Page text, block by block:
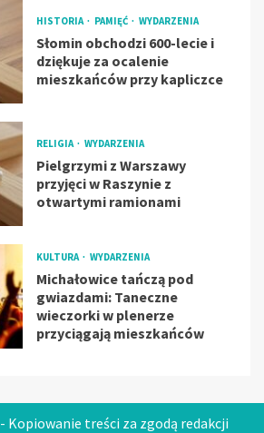
HISTORIA PAMIĘĆ WYDARZENIA
Słomin obchodzi 600-lecie i
dziękuje za ocalenie
mieszkańców przy kapliczce
RELIGIA WYDARZENIA
Pielgrzymi z Warszawy
przyjęci w Raszynie z
otwartymi ramionami
KULTURA WYDARZENIA
Michałowice tańczą pod
gwiazdami: Taneczne
wieczorki w plenerze
przyciągają mieszkańców
Kopiowanie treści za zgodą redakcji